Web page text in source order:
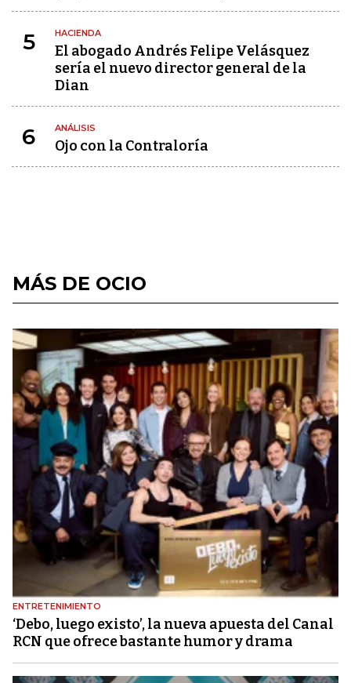
5 HACIENDA
El abogado Andrés Felipe Velásquez
sería el nuevo director general de la
Dian
6 ANÁLISIS
Ojo con la Contraloría
MÁS DE OCIO
ENTRETENIMIENTO
‘Debo, luego existo’, la nueva apuesta del Canal
RCN que ofrece bastante humor y drama